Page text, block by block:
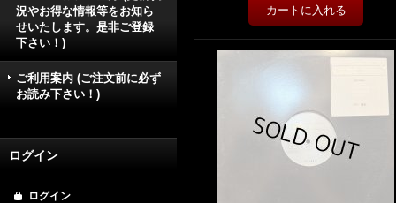
況やお得な情報等をお知ら
せいたします。是非ご登録
下さい！)
ご利用案内 (ご注文前に必ず
お読み下さい！)
ログイン
ログイン